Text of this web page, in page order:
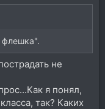
флешка".
не
я понял,
так? Каких